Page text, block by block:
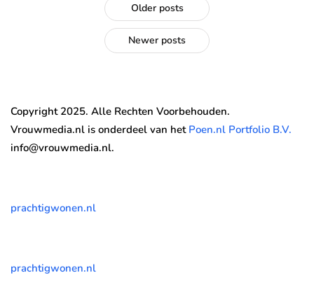
Older posts
Newer posts
Copyright 2025. Alle Rechten Voorbehouden.
Vrouwmedia.nl is onderdeel van het Poen.nl Portfolio B.V.
info@vrouwmedia.nl.
prachtigwonen.nl
prachtigwonen.nl